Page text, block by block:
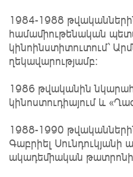
1984-1988
համամիութենական
կինոինստիտուտում`
ղեկավարությամբ։
1986 թվականին
կինոստուդիայում և
1988-1990
Գաբրիել Սունդուկյանի
ակադեմիական